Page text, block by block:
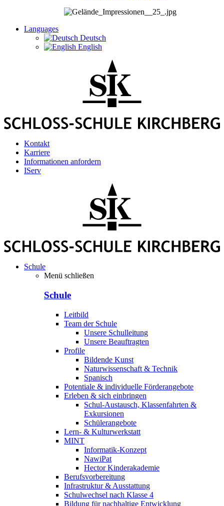
Languages
Deutsch
English
Kontakt
Karriere
Informationen anfordern
IServ
Schule
Menü schließen
Schule
Leitbild
Team der Schule
Unsere Schulleitung
Unsere Beauftragten
Profile
Bildende Kunst
Naturwissenschaft & Technik
Spanisch
Potentiale & individuelle Förderangebote
Erleben & sich einbringen
Schul-Austausch, Klassenfahrten &
Exkursionen
Schülerangebote
Lern- & Kulturwerkstatt
MINT
Informatik-Konzept
NawiPat
Hector Kinderakademie
Berufsvorbereitung
Infrastruktur & Ausstattung
Schulwechsel nach Klasse 4
Bildung für nachhaltige Entwicklung